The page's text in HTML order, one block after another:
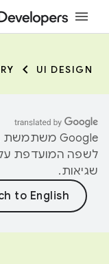
UI DESIGN
לשפה המועדפת
שגיאות.